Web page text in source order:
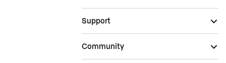
Support
Community